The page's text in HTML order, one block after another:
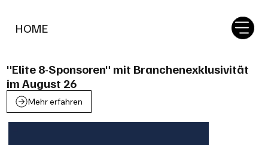
HOME
"Elite 8-Sponsoren" mit Branchenexklusivität
im August 26
Mehr erfahren